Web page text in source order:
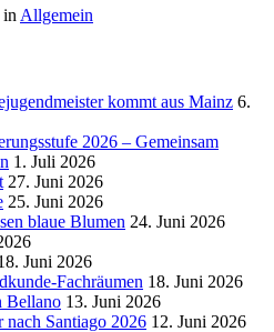
in Allgemein
kommt aus Mainz 6.
2026 – Gemeinsam
1. Juli 2026
27. Juni 2026
25. Juni 2026
blaue Blumen 24. Juni 2026
Juni 2026
18. Juni 2026
Bellano 13. Juni 2026
Santiago 2026 12. Juni 2026